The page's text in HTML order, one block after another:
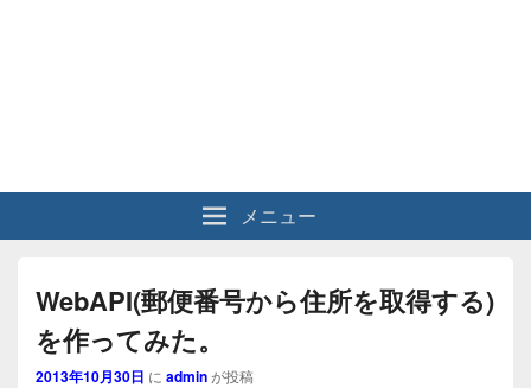
メニュー
WebAPI(郵便番号から住所を取得する)
を作ってみた。
2013年10月30日 に adminが投稿